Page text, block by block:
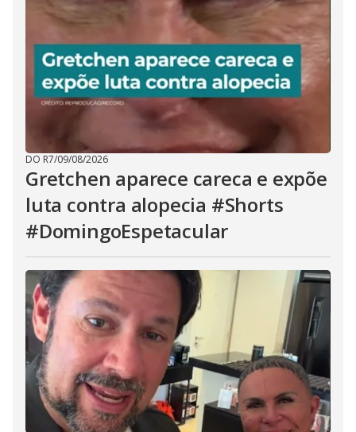
DO R7/09/08/2026
Gretchen aparece careca e expõe
luta contra alopecia #Shorts
#DomingoEspetacular